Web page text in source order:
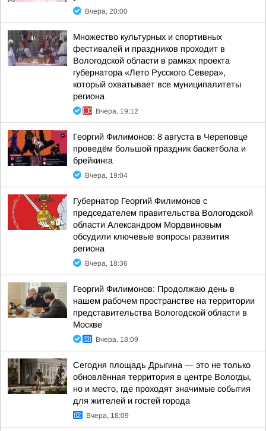
Вчера, 20:00
Множество культурных и спортивных
фестивалей и праздников проходит в
Вологодской области в рамках проекта
губернатора «Лето Русского Севера»,
который охватывает все муниципалитеты
региона
Вчера, 19:12
Георгий Филимонов: 8 августа в Череповце
проведём большой праздник баскетбола и
брейкинга
Вчера, 19:04
Губернатор Георгий Филимонов с
председателем правительства Вологодской
области Александром Мордвиновым
обсудили ключевые вопросы развития
региона
Вчера, 18:36
Георгий Филимонов: Продолжаю день в
нашем рабочем пространстве на территории
представительства Вологодской области в
Москве
Вчера, 18:09
Сегодня площадь Дрыгина — это не только
обновлённая территория в центре Вологды,
но и место, где проходят значимые события
для жителей и гостей города
Вчера, 18:09